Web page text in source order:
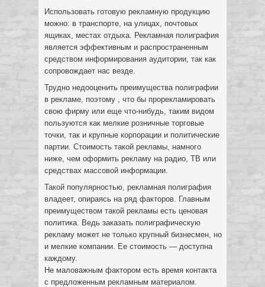
Использовать готовую рекламную продукцию
можно: в транспорте, на улицах, почтовых
ящиках, местах отдыха. Рекламная полиграфия
является эффективным и распространенным
средством информирования аудитории, так как
сопровождает нас везде.
Трудно недооценить преимущества полиграфии
в рекламе, поэтому , что бы прорекламировать
свою фирму или еще что-нибудь, таким видом
пользуются как мелкие розничные торговые
точки, так и крупные корпорации и политические
партии. Стоимость такой рекламы, намного
ниже, чем оформить рекламу на радио, ТВ или
средствах массовой информации.
Такой популярностью, рекламная полиграфия
владеет, опираясь на ряд факторов. Главным
преимуществом такой рекламы есть ценовая
политика. Ведь заказать полиграфическую
рекламу может не только крупный бизнесмен, но
и мелкие компании. Ее стоимость — доступна
каждому.
Не маловажным фактором есть время контакта
с предложенным рекламным материалом.